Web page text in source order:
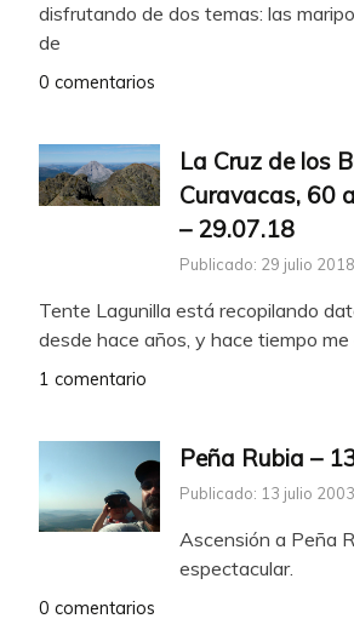
disfrutando de dos temas: las
de
0 comentarios
La Cruz de los
Curavacas, 60
– 29.07.18
Publicado: 29 julio 2018
Tente Lagunilla está recopilando
desde hace años, y hace tiempo me
1 comentario
Peña Rubia –
Publicado: 13 julio 2003
Ascensión a Peña
espectacular.
0 comentarios